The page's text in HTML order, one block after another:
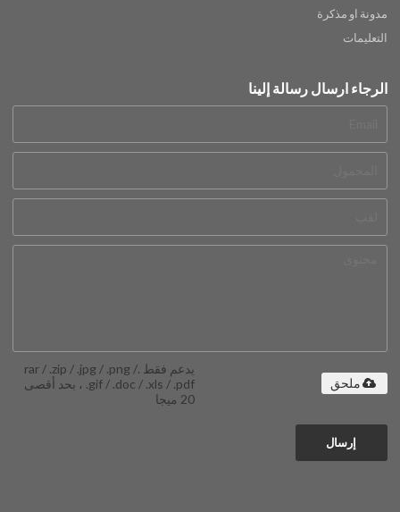
مدونة او مذكرة
التعليمات
الرجاء ارسال رسالة إلينا
يدعم فقط .rar / .zip / .jpg / .png /
.gif / .doc / .xls / .pdf ، بحد أقصى
20 ميجا
ملحق
إرسال